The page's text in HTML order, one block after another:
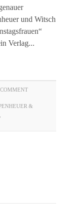
und Witsch
Verlag...
&